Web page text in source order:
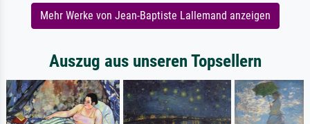
Mehr Werke von Jean-Baptiste Lallemand anzeigen
Auszug aus unseren Topsellern